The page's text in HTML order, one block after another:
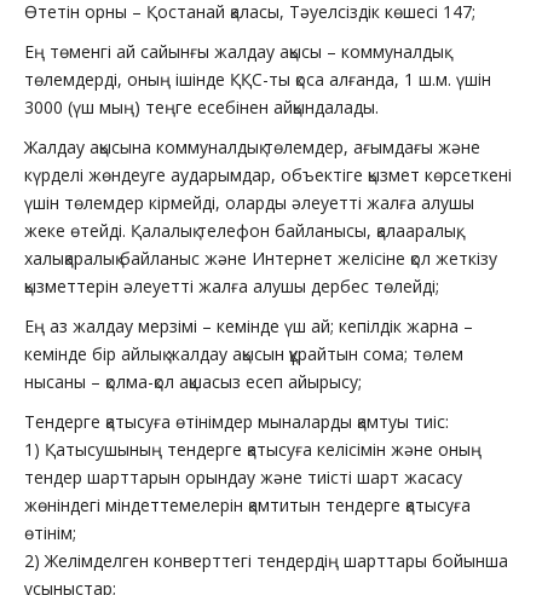
Өтетін орны – Қостанай қаласы, Тәуелсіздік көшесі 147;
Ең төменгі ай сайынғы жалдау ақысы – коммуналдық
төлемдерді, оның ішінде ҚҚС-ты қоса алғанда, 1 ш.м. үшін
3000 (үш мың) теңге есебінен айқындалады.
Жалдау ақысына коммуналдық төлемдер, ағымдағы және
күрделі жөндеуге аударымдар, объектіге қызмет көрсеткені
үшін төлемдер кірмейді, оларды әлеуетті жалға алушы
жеке өтейді. Қалалық телефон байланысы, қалааралық,
халықаралық байланыс және Интернет желісіне қол жеткізу
қызметтерін әлеуетті жалға алушы дербес төлейді;
Ең аз жалдау мерзімі – кемінде үш ай; кепілдік жарна –
кемінде бір айлық жалдау ақысын құрайтын сома; төлем
нысаны – қолма-қол ақшасыз есеп айырысу;
Тендерге қатысуға өтінімдер мыналарды қамтуы тиіс:
1) Қатысушының тендерге қатысуға келісімін және оның
тендер шарттарын орындау және тиісті шарт жасасу
жөніндегі міндеттемелерін қамтитын тендерге қатысуға
өтінім;
2) Желімделген конверттегі тендердің шарттары бойынша
ұсыныстар;